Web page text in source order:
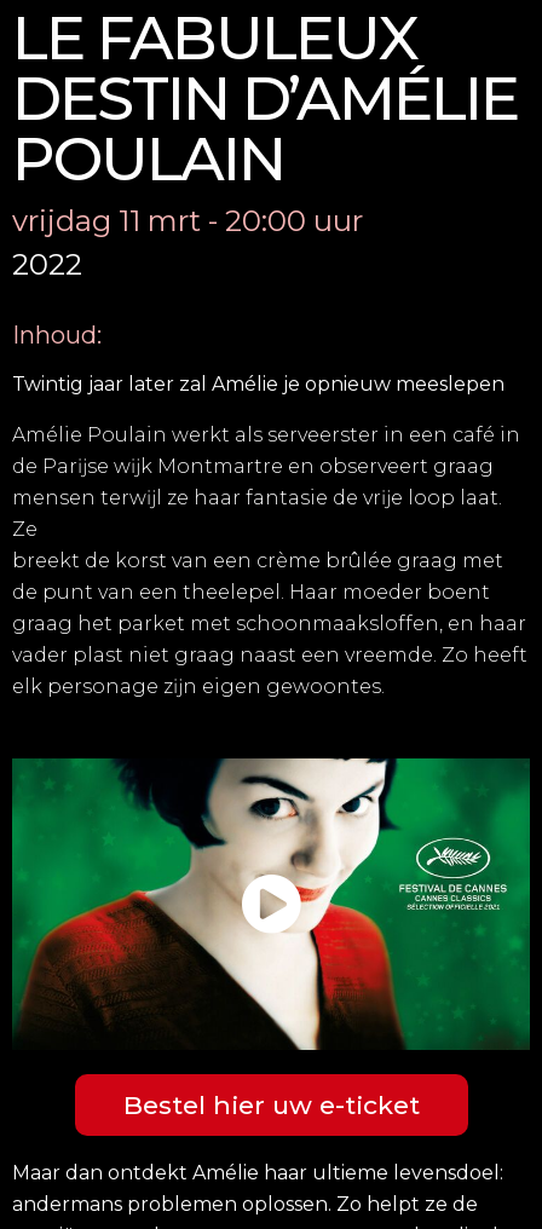
LE FABULEUX
DESTIN D’AMÉLIE
POULAIN
vrijdag 11 mrt - 20:00 uur
2022
Inhoud:
Twintig jaar later zal Amélie je opnieuw meeslepen
Amélie Poulain werkt als serveerster in een café in
de Parĳse wĳk Montmartre en observeert graag
mensen terwĳl ze haar fantasie de vrĳe loop laat.
Ze
breekt de korst van een crème brûlée graag met
de punt van een theelepel. Haar moeder boent
graag het parket met schoonmaaksloffen, en haar
vader plast niet graag naast een vreemde. Zo heeft
elk personage zĳn eigen gewoontes.
Bestel hier uw e-ticket
Maar dan ontdekt Amélie haar ultieme levensdoel:
andermans problemen oplossen. Zo helpt ze de